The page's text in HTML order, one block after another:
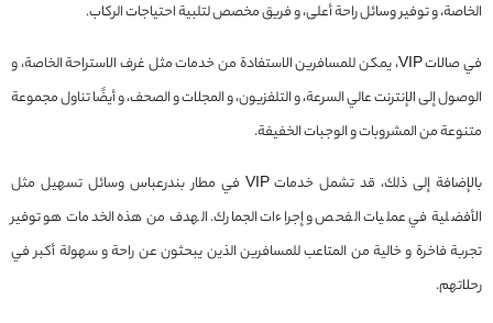
الخاصة، و توفير وسائل راحة أعلى، و فريق مخصص لتلبية احتياجات الركاب.
في صالات VIP، يمكن للمسافرين الاستفادة من خدمات مثل غرف الاستراحة الخاصة، و
الوصول إلى الإنترنت عالي السرعة، و التلفزيون، و المجلات و الصحف، و أيضًا تناول مجموعة
متنوعة من المشروبات و الوجبات الخفيفة.
بالإضافة إلى ذلك، قد تشمل خدمات VIP في مطار بندرعباس وسائل تسهيل مثل
الأفضلية في عمليات الفحص و إجراءات الجمارك. الهدف من هذه الخدمات هو توفير
تجربة فاخرة و خالية من المتاعب للمسافرين الذين يبحثون عن راحة و سهولة أكبر في
رحلاتهم.